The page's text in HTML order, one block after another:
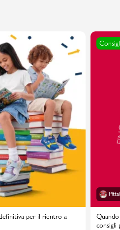
per il rientro a
consigli